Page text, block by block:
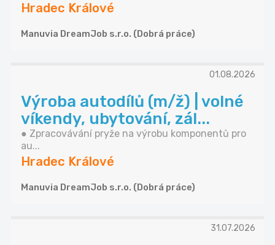
Hradec Králové
Manuvia DreamJob s.r.o. (Dobrá práce)
01.08.2026
Výroba autodílů (m/ž) | volné
víkendy, ubytování, zál...
● Zpracovávání pryže na výrobu komponentů pro
au...
Hradec Králové
Manuvia DreamJob s.r.o. (Dobrá práce)
31.07.2026